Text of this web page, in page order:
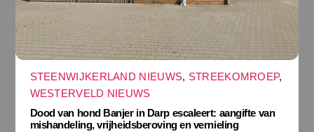
STEENWIJKERLAND NIEUWS, STREEKOMROEP,
WESTERVELD NIEUWS
Dood van hond Banjer in Darp escaleert: aangifte van
mishandeling, vrijheidsberoving en vernieling